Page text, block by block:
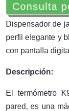
Consulta
Dispensador de
perfil elegante y
con pantalla
Descripción:
El termómetro
pared, es una